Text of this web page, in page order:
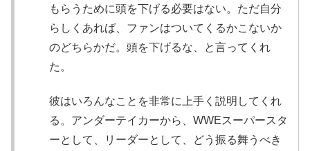
もらうために頭を下げる必要はない。ただ自分
らしくあれば、ファンはついてくるかこないか
のどちらかだ。頭を下げるな、と言ってくれ
た。
彼はいろんなことを非常に上手く説明してくれ
る。アンダーテイカーから、WWEスーパースタ
ーとして、リーダーとして、どう振る舞うべき